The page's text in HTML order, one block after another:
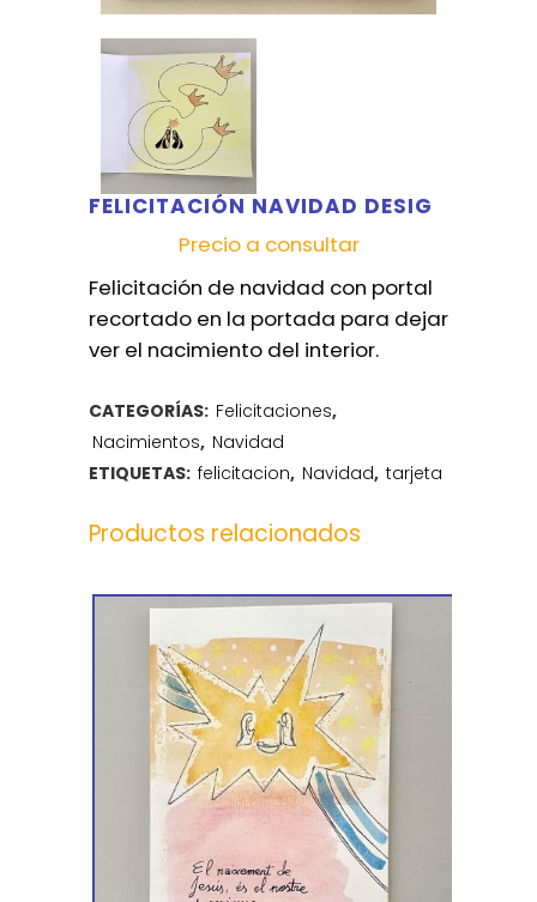
FELICITACIÓN NAVIDAD DESIG
Precio a consultar
Felicitación de navidad con portal
recortado en la portada para dejar
ver el nacimiento del interior.
CATEGORÍAS: Felicitaciones,
Nacimientos, Navidad
ETIQUETAS: felicitacion, Navidad, tarjeta
Productos relacionados